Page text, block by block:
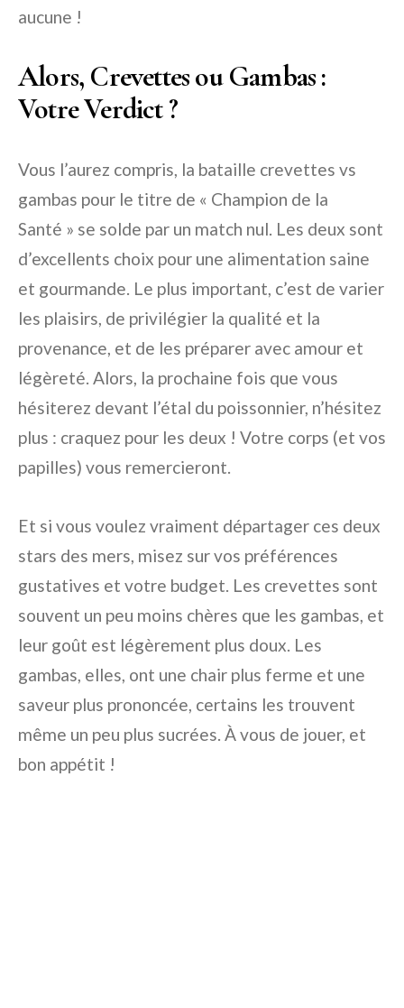
aucune !
Alors, Crevettes ou Gambas :
Votre Verdict ?
Vous l’aurez compris, la bataille crevettes vs
gambas pour le titre de « Champion de la
Santé » se solde par un match nul. Les deux sont
d’excellents choix pour une alimentation saine
et gourmande. Le plus important, c’est de varier
les plaisirs, de privilégier la qualité et la
provenance, et de les préparer avec amour et
légèreté. Alors, la prochaine fois que vous
hésiterez devant l’étal du poissonnier, n’hésitez
plus : craquez pour les deux ! Votre corps (et vos
papilles) vous remercieront.
Et si vous voulez vraiment départager ces deux
stars des mers, misez sur vos préférences
gustatives et votre budget. Les crevettes sont
souvent un peu moins chères que les gambas, et
leur goût est légèrement plus doux. Les
gambas, elles, ont une chair plus ferme et une
saveur plus prononcée, certains les trouvent
même un peu plus sucrées. À vous de jouer, et
bon appétit !